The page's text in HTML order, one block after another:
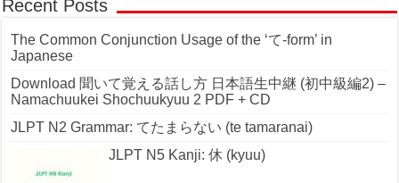
Recent Posts
The Common Conjunction Usage of the ‘て-form’ in
Japanese
Download 聞いて覚える話し方 日本語生中継 (初中級編2) –
Namachuukei Shochuukyuu 2 PDF + CD
JLPT N2 Grammar: てたまらない (te tamaranai)
JLPT N5 Kanji: 休 (kyuu)